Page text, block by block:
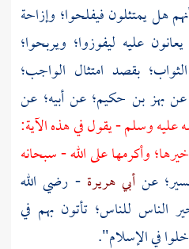
هل يمتثلون فيفلحوا؛ وإزاحة
عليه ليفوزوا؛ ويربحوا؛
بقصد امتثال الواجب؛
عنبهز بن حكيم؛عن أبيه؛ عن
عليه وسلم - يقول في هذه الآية:
وأكرمها على الله - سبحانه
عنأبي هريرة- رضي الله
الناس للناس؛ تأتون بهم في
في الإسلام".